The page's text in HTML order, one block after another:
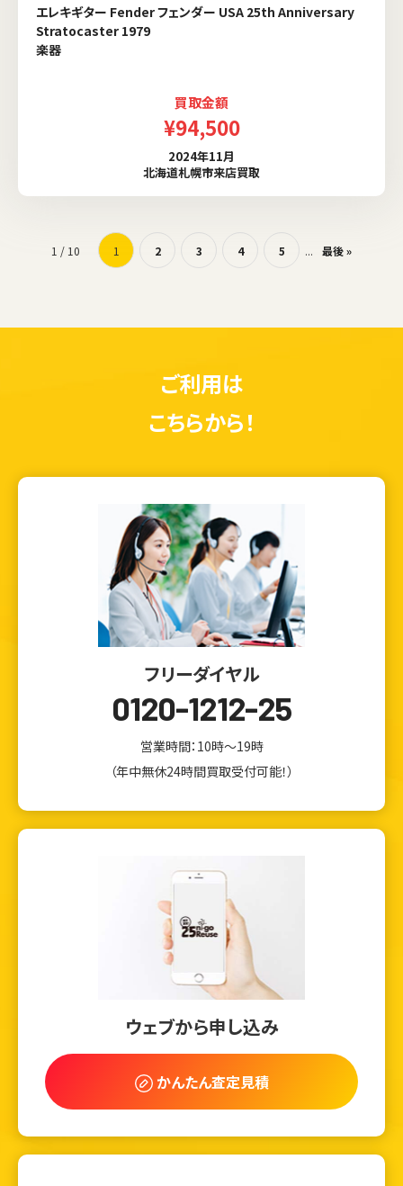
エレキギター Fender フェンダー USA 25th Anniversary
Stratocaster 1979
楽器
買取金額
¥94,500
2024年11月
北海道札幌市来店買取
1 / 10 1 2 3 4 5 ... 最後 »
ご利用は
こちらから！
フリーダイヤル
0120-1212-25
営業時間：10時～19時
（年中無休24時間買取受付可能！）
ウェブから申し込み
かんたん査定見積